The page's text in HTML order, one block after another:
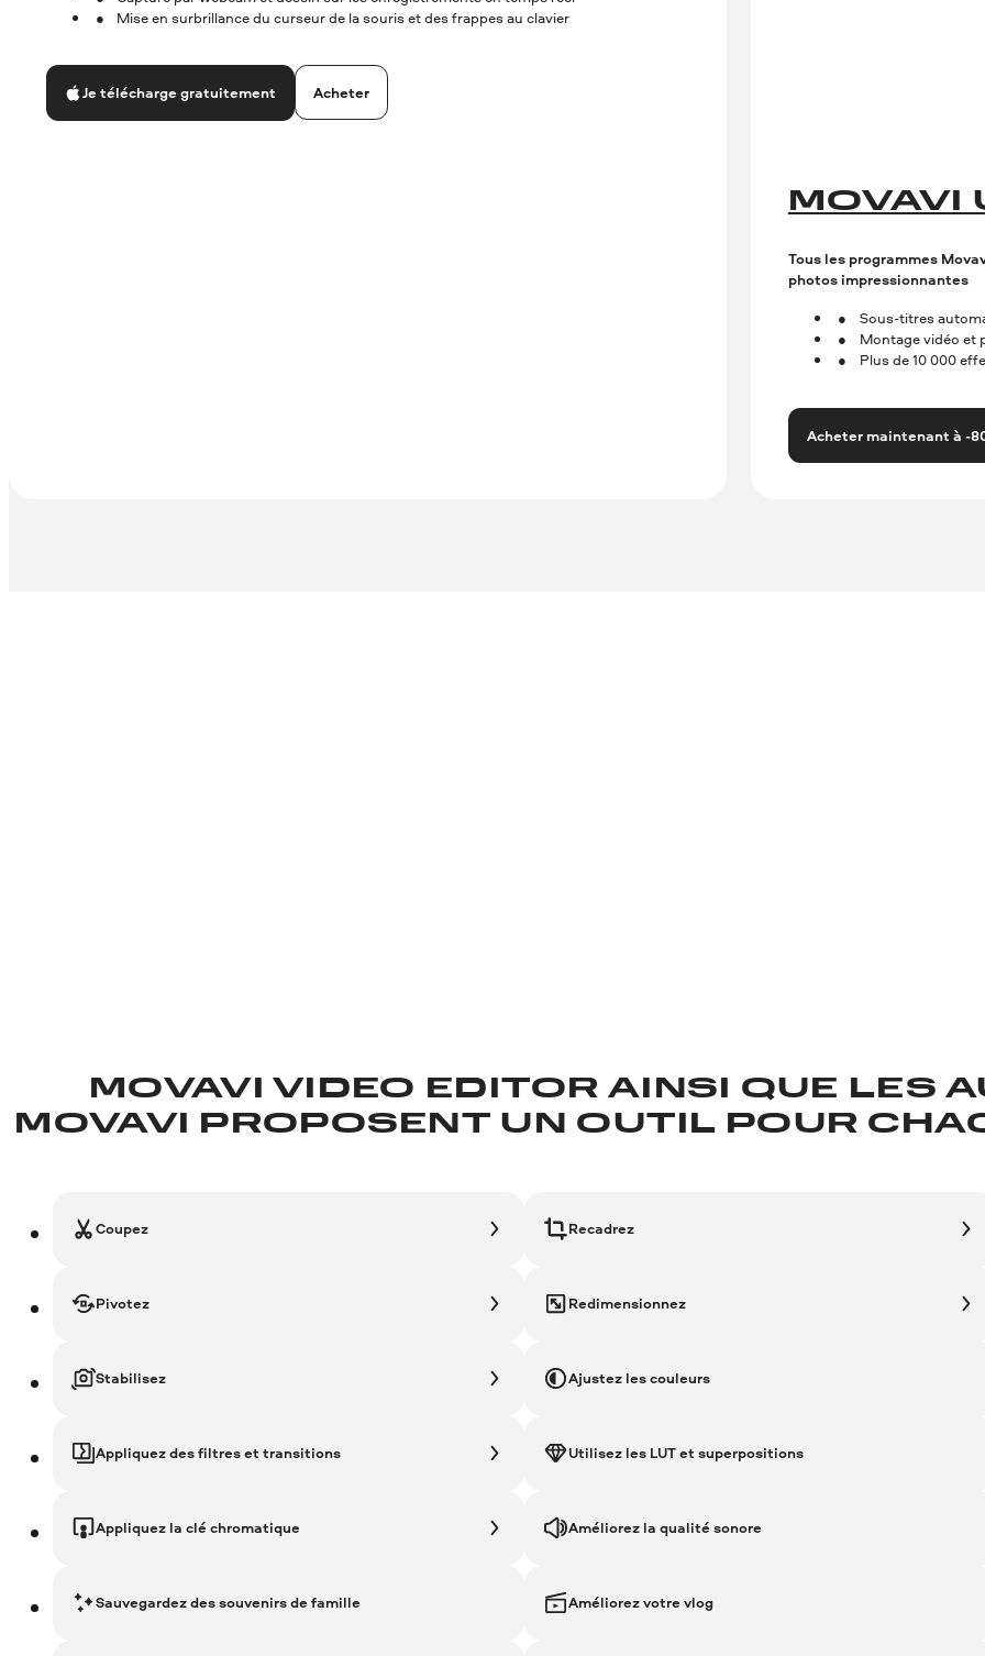
Mise en surbrillance du curseur de la souris et des frappes au clavier
Je télécharge gratuitement Acheter
MOVAVI
Tous les programmes
photos impressionnantes
Sous-titres
Montage vidéo et
Plus de 10 000
Acheter maintenant à -
MOVAVI VIDEO EDITOR AINSI QUE LES
MOVAVI PROPOSENT UN OUTIL POUR
Coupez Recadrez
Pivotez Redimensionnez
Stabilisez Ajustez les couleurs
Appliquez des filtres et transitions Utilisez les LUT et superpositions
Appliquez la clé chromatique Améliorez la qualité sonore
Sauvegardez des souvenirs de famille Améliorez votre vlog